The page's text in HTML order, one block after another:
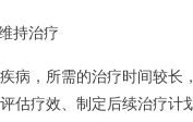
持治疗
病，所需的治疗时间较
估疗效、制定后续治疗